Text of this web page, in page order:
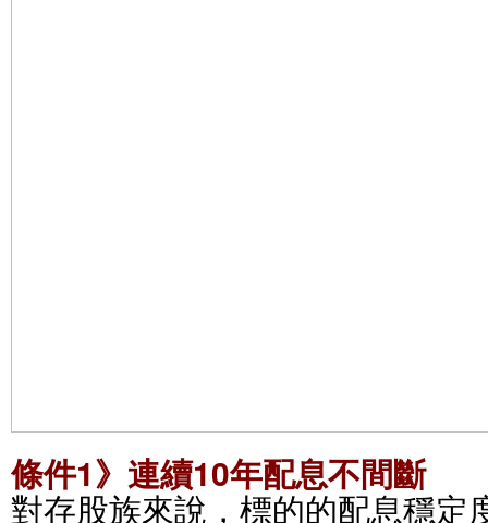
條件1》連續10年配息不間斷
對存股族來說，標的的配息穩定